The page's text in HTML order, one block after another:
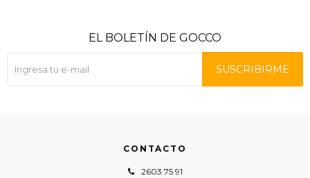
CONTACTO
2603 75 91
EL BOLETÍN DE GOCCO
SUSCRIBIRME